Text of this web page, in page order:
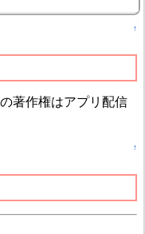
↑
著作権はアプリ配信
↑